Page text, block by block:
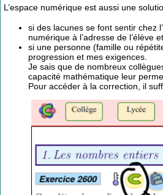
L’espace numérique est aussi une
si des lacunes se font sentir chez
numérique à l’adresse de l’élève
si une personne (famille ou
progression et mes exigences.
Je sais que de nombreux
capacité mathématique leur
Pour accéder à la correction, il